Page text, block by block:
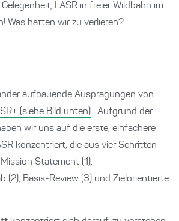
LASR in freier Wildbahn im
Was hatten wir zu verlieren?
aufbauende Ausprägungen von
(siehe Bild unten)
. Aufgrund der
wir uns auf die erste, einfachere
konzentriert, die aus vier Schritten
Statement (1),
(2), Basis-Review (3) und Zielorientierte